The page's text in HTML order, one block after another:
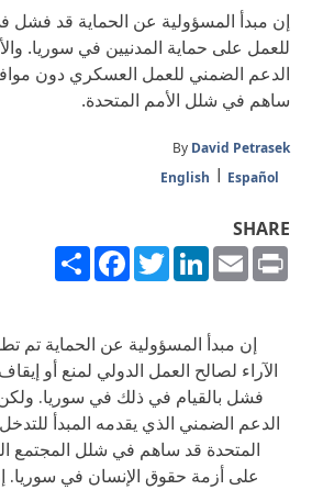
إن مبدأ المسؤولية عن الحماية قد فشل
للعمل على حماية المدنيين في سوريا.
الدعم الضمني للعمل العسكري دون
ساهم في شلل الأمم المتحدة.
By David Petrasek
English
Español
SHARE
Share
FacebookTwitterLinkedInEmailPrint
إن مبدأ المسؤولية عن الحماية تم
الآراء لصالح العمل الدولي لمنع أو
فشل بالقيام في ذلك في سوريا.
الدعم الضمني الذي يقدمه المبدأ
المتحدة قد ساهم في شلل المجتمع
على أزمة حقوق الإنسان في سوريا.